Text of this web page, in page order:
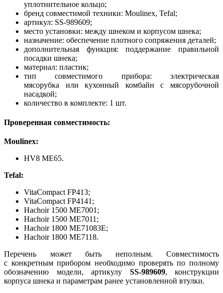
уплотнительное кольцо;
бренд совместимой техники: Moulinex, Tefal;
артикул: SS-989609;
место установки: между шнеком и корпусом шнека;
назначение: обеспечение плотного сопряжения деталей;
дополнительная функция: поддержание правильной
посадки шнека;
материал: пластик;
тип совместимого прибора: электрическая
мясорубка или кухонный комбайн с мясорубочной
насадкой;
количество в комплекте: 1 шт.
Проверенная совместимость:
Moulinex:
HV8 ME65.
Tefal:
VitaCompact FP413;
VitaCompact FP4141;
Hachoir 1500 ME7001;
Hachoir 1500 ME7011;
Hachoir 1800 ME71083E;
Hachoir 1800 ME7118.
Перечень может быть неполным. Совместимость
с конкретным прибором необходимо проверять по полному
обозначению модели, артикулу SS-989609, конструкции
корпуса шнека и параметрам ранее установленной втулки.